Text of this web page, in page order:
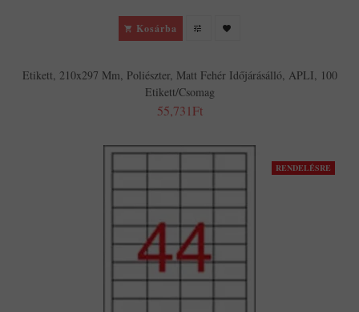
Kosárba
Etikett, 210x297 Mm, Poliészter, Matt Fehér Időjárásálló, APLI, 100
Etikett/csomag
55,731Ft
RENDELÉSRE